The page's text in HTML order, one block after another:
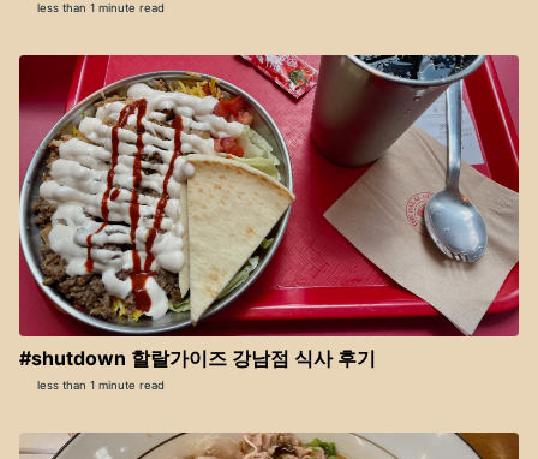
less than 1 minute read
#shutdown 할랄가이즈 강남점 식사 후기
less than 1 minute read